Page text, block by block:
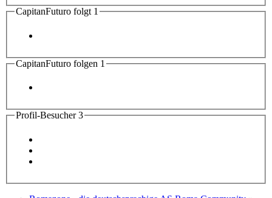
CapitanFuturo folgt 1
CapitanFuturo folgen 1
Profil-Besucher3